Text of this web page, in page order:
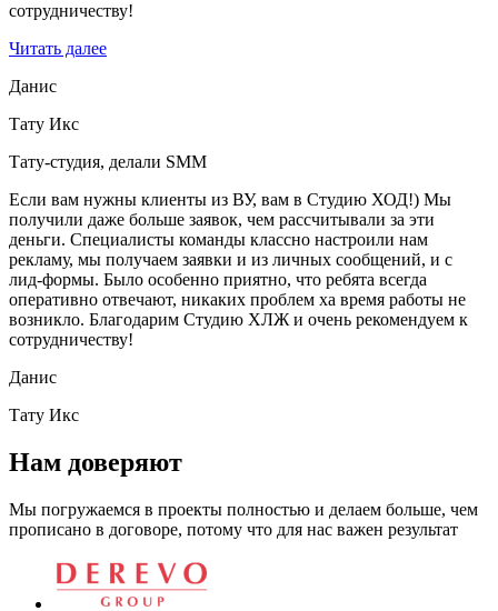
сотрудничеству!
Читать далее
Данис
Тату Икс
Тату-студия, делали SMM
Если вам нужны клиенты из ВУ, вам в Студию ХОД!) Мы
получили даже больше заявок, чем рассчитывали за эти
деньги. Специалисты команды классно настроили нам
рекламу, мы получаем заявки и из личных сообщений, и с
лид-формы. Было особенно приятно, что ребята всегда
оперативно отвечают, никаких проблем ха время работы не
возникло. Благодарим Студию ХЛЖ и очень рекомендуем к
сотрудничеству!
Данис
Тату Икс
Нам доверяют
Мы погружаемся в проекты полностью и делаем больше, чем
прописано в договоре, потому что для нас важен результат